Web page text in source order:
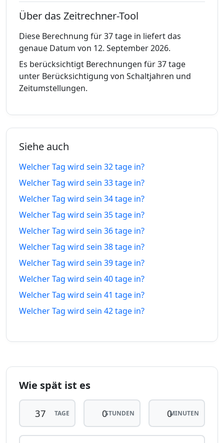
26 tage
vor
26
tage in
vor
10.07.26
tage in
02.09.26
28 tage
29 tage
08.07.26
29
04.09.26
vor
07.07.26
tage in
31 tage
vor
06.07.26
31
tage in
32 tage
05.07.26
32
tage in
33 tage
vor
04.07.26
33
tage in
34 tage
vor
03.07.26
34
tage in
vor
tage in
01.07.26 11.09.26
37 tage
vor
30.06.26
37
tage
12.09.26
Über das Zeitrechner-Tool
Diese Berechnung für 37 tage in liefert das
genaue Datum von 12. September 2026.
Es berücksichtigt Berechnungen für 37 tage
unter Berücksichtigung von Schaltjahren und
Zeitumstellungen.
Siehe auch
Welcher Tag wird sein 32 tage in?
Welcher Tag wird sein 33 tage in?
Welcher Tag wird sein 34 tage in?
Welcher Tag wird sein 35 tage in?
Welcher Tag wird sein 36 tage in?
Welcher Tag wird sein 38 tage in?
Welcher Tag wird sein 39 tage in?
Welcher Tag wird sein 40 tage in?
Welcher Tag wird sein 41 tage in?
Welcher Tag wird sein 42 tage in?
Wie spät ist es
TAGE STUNDEN MINUTEN